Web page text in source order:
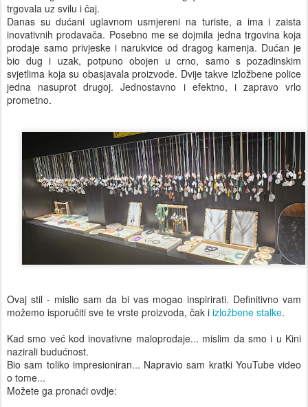
trgovala uz svilu i čaj.
Danas su dućani uglavnom usmjereni na turiste, a ima i zaista
inovativnih prodavača. Posebno me se dojmila jedna trgovina koja
prodaje samo privjeske i narukvice od dragog kamenja. Dućan je
bio dug i uzak, potpuno obojen u crno, samo s pozadinskim
svjetlima koja su obasjavala proizvode. Dvije takve izložbene police
jedna nasuprot drugoj. Jednostavno i efektno, i zapravo vrlo
prometno.
Ovaj stil - mislio sam da bi vas mogao inspirirati. Definitivno vam
možemo isporučiti sve te vrste proizvoda, čak i izložbene stalke.
Kad smo već kod inovativne maloprodaje... mislim da smo i u Kini
nazirali budućnost.
Bio sam toliko impresioniran... Napravio sam kratki YouTube video
o tome...
Možete ga pronaći ovdje: